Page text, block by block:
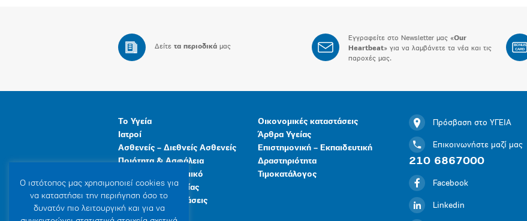
Δείτε τα περιοδικά μας
Εγγραφείτε στο Newsletter μας «Our
Heartbeat» για να λαμβάνετε τα νέα και τις
παροχές μας.
BONUS
CARD
Το Υγεία
Ιατροί
Ασθενείς – Διεθνείς Ασθενείς
Ποιότητα & Ασφάλεια
Ανθρώπινο Δυναμικό
Προγράμματα Υγείας
Γενικές Εγκαταστάσεις
Οικονομικές καταστάσεις
Άρθρα Υγείας
Επιστημονική – Εκπαιδευτική
Δραστηριότητα
Τιμοκατάλογος
Πρόσβαση στο ΥΓΕΙΑ
Επικοινωνήστε μαζί μας
210 6867000
Facebook
Linkedin
Ο ιστότοπoς μας χρησιμοποιεί cookies για
να καταστήσει την περιήγηση όσο το
δυνατόν πιο λειτουργική και για να